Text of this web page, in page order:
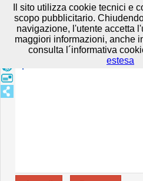
Prenota in tutta sicurezza con
Cookie-Disclaimer-Termini
Specializzazioni:
Il sito utilizza cookie tecnici e
scopo pubblicitario.
navigazione, l'utente accetta
maggiori informazioni, anche
consulta l´informativa
estesa